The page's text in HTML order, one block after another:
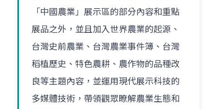
「中國農業」展示區的部分內容和重點
展品之外，並且加入世界農業的起源、
台灣史前農業、台灣農業事件簿、台灣
稻植歷史、特色農耕、農作物的品種改
良等主題內容，並運用現代展示科技的
多媒體技術，帶領觀眾瞭解農業生態和